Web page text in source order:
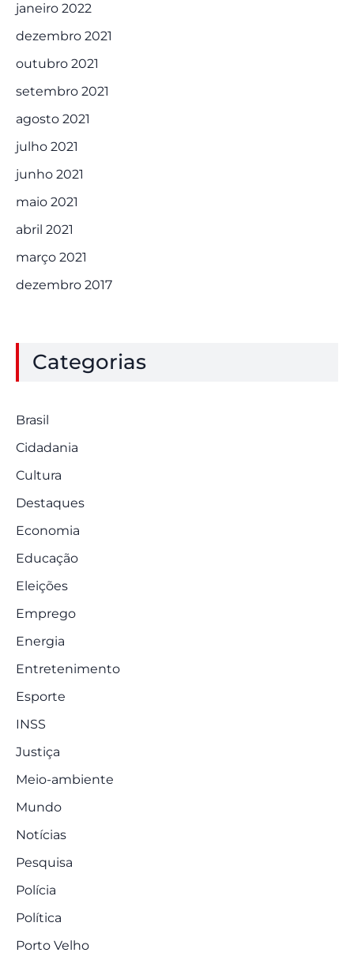
janeiro 2022
dezembro 2021
outubro 2021
setembro 2021
agosto 2021
julho 2021
junho 2021
maio 2021
abril 2021
março 2021
dezembro 2017
Categorias
Brasil
Cidadania
Cultura
Destaques
Economia
Educação
Eleições
Emprego
Energia
Entretenimento
Esporte
INSS
Justiça
Meio-ambiente
Mundo
Notícias
Pesquisa
Polícia
Política
Porto Velho